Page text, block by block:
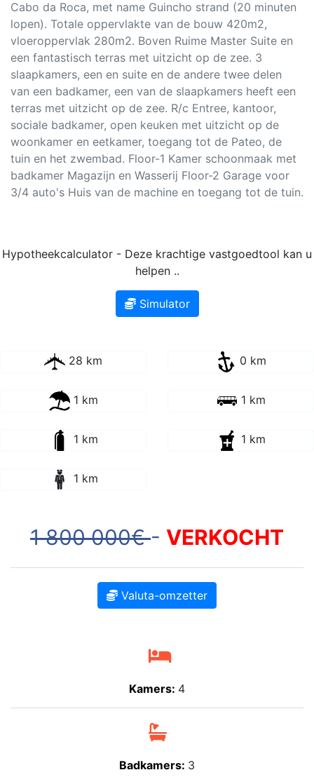
Cabo da Roca, met name Guincho strand (20 minuten
lopen). Totale oppervlakte van de bouw 420m2,
vloeroppervlak 280m2. Boven Ruime Master Suite en
een fantastisch terras met uitzicht op de zee. 3
slaapkamers, een en suite en de andere twee delen
van een badkamer, een van de slaapkamers heeft een
terras met uitzicht op de zee. R/c Entree, kantoor,
sociale badkamer, open keuken met uitzicht op de
woonkamer en eetkamer, toegang tot de Pateo, de
tuin en het zwembad. Floor-1 Kamer schoonmaak met
badkamer Magazijn en Wasserij Floor-2 Garage voor
3/4 auto's Huis van de machine en toegang tot de tuin.
Hypotheekcalculator - Deze krachtige vastgoedtool kan u
helpen ..
Simulator
28 km 0 km
1 km 1 km
1 km 1 km
1 km
1 800 000€- VERKOCHT
Valuta-omzetter
Kamers: 4
Badkamers: 3